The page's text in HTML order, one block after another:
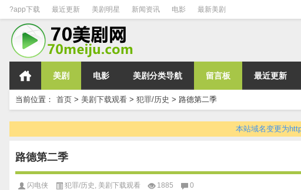
?app下载 最近更新 美剧明星 新闻资讯 电影 最新美剧
美剧 电影 美剧分类导航 留言板 最近更新
当前位置： 首页 > 美剧下载观看 > 犯罪/历史 > 路德第二季
本站域名变更为
路德第二季
闪电侠 犯罪/历史 美剧下载观看 1885 0